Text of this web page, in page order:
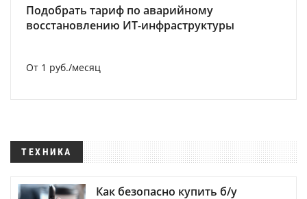
Подобрать тариф по аварийному
восстановлению ИТ-инфраструктуры
От 1 руб./месяц
ТЕХНИКА
Как безопасно купить б/у